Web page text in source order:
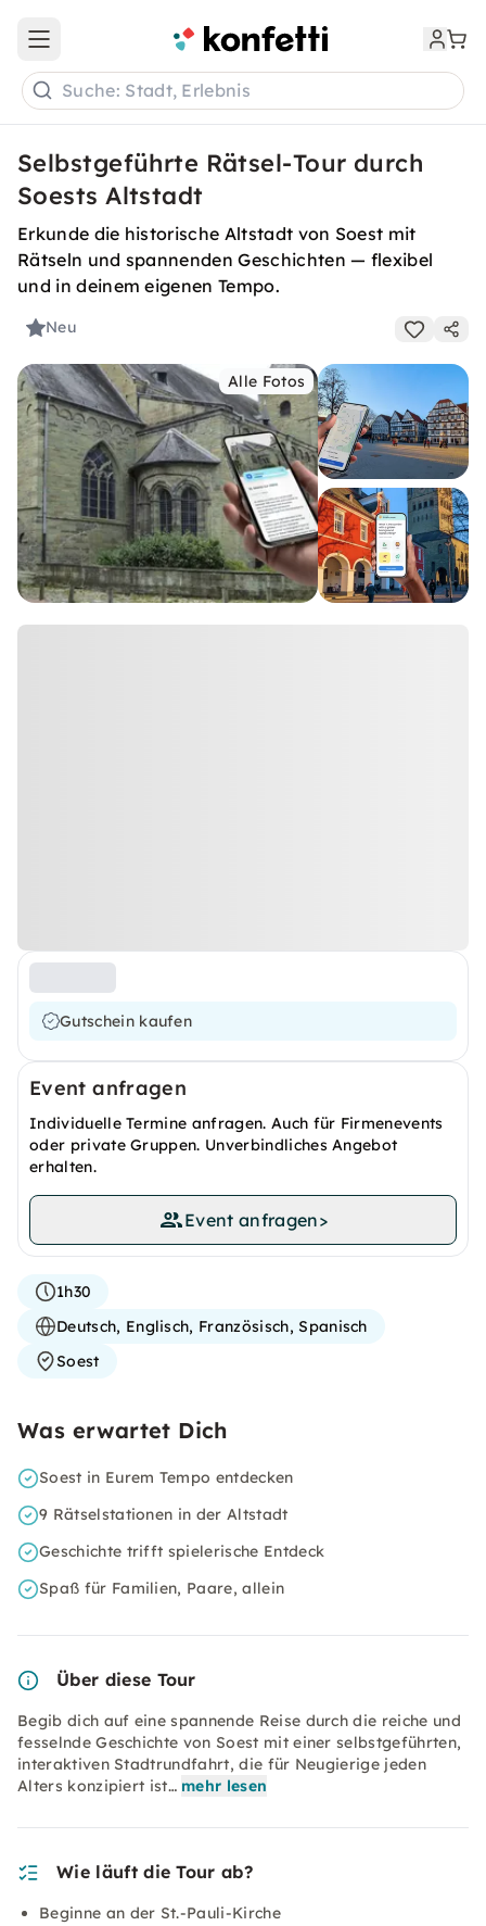
Open main menu
Suche: Stadt, Erlebnis
Selbstgeführte Rätsel-Tour durch
Soests Altstadt
Erkunde die historische Altstadt von Soest mit
Rätseln und spannenden Geschichten — flexibel
und in deinem eigenen Tempo.
Neu
Alle Fotos
Gutschein kaufen
Event anfragen
Individuelle Termine anfragen. Auch für Firmenevents
oder private Gruppen. Unverbindliches Angebot
erhalten.
Event anfragen>
1h30
Deutsch, Englisch, Französisch, Spanisch
Soest
Was erwartet Dich
Soest in Eurem Tempo entdecken
9 Rätselstationen in der Altstadt
Geschichte trifft spielerische Entdeck
Spaß für Familien, Paare, allein
Über diese Tour
Begib dich auf eine spannende Reise durch die reiche und
fesselnde Geschichte von Soest mit einer selbstgeführten,
interaktiven Stadtrundfahrt, die für Neugierige jeden
Alters konzipiert ist… mehr lesen
Wie läuft die Tour ab?
Beginne an der St.-Pauli-Kirche